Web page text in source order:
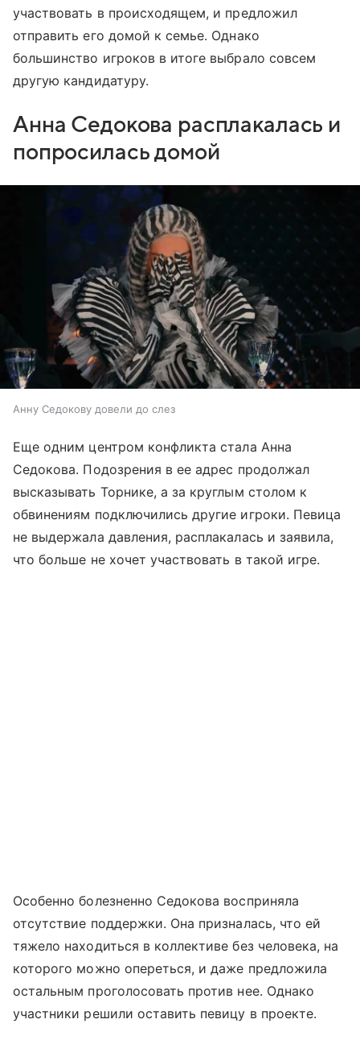
участвовать в происходящем, и предложил
отправить его домой к семье. Однако
большинство игроков в итоге выбрало совсем
другую кандидатуру.
Анна Седокова расплакалась и
попросилась домой
Анну Седокову довели до слез
Еще одним центром конфликта стала Анна
Седокова. Подозрения в ее адрес продолжал
высказывать Торнике, а за круглым столом к
обвинениям подключились другие игроки. Певица
не выдержала давления, расплакалась и заявила,
что больше не хочет участвовать в такой игре.
Особенно болезненно Седокова восприняла
отсутствие поддержки. Она призналась, что ей
тяжело находиться в коллективе без человека, на
которого можно опереться, и даже предложила
остальным проголосовать против нее. Однако
участники решили оставить певицу в проекте.